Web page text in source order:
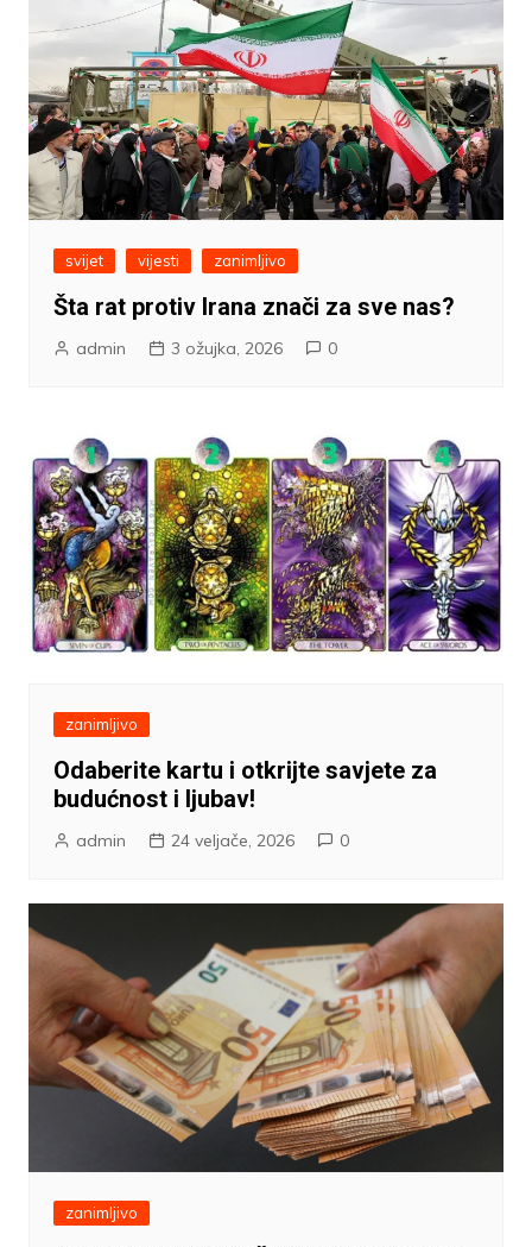
svijet vijesti zanimljivo
Šta rat protiv Irana znači za sve nas?
admin 3 ožujka, 2026 0
zanimljivo
Odaberite kartu i otkrijte savjete za
budućnost i ljubav!
admin 24 veljače, 2026 0
zanimljivo